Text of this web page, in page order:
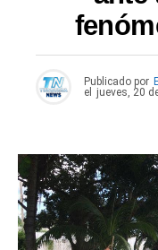
Publicado por
el
jueves, 20